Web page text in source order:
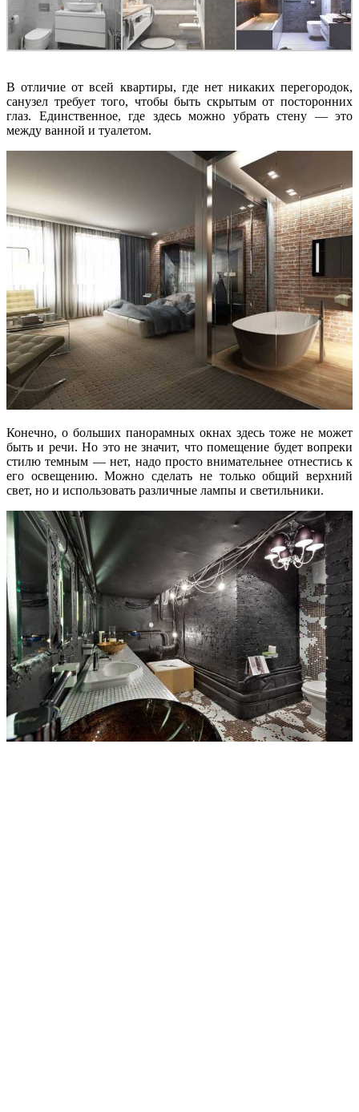
В отличие от всей квартиры, где нет никаких перегородок,
санузел требует того, чтобы быть скрытым от посторонних
глаз. Единственное, где здесь можно убрать стену — это
между ванной и туалетом.
Конечно, о больших панорамных окнах здесь тоже не может
быть и речи. Но это не значит, что помещение будет вопреки
стилю темным — нет, надо просто внимательнее отнестись к
его освещению. Можно сделать не только общий верхний
свет, но и использовать различные лампы и светильники.